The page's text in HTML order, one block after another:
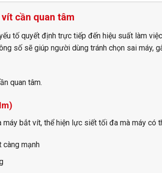
cần quan tâm
tố quyết định trực tiếp đến hiệu suất làm
số sẽ giúp người dùng tránh chọn sai máy,
quan tâm.
bắt vít, thể hiện lực siết tối đa mà máy có
mạnh